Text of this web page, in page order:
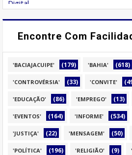
Encontre Com
'BACIAJACUIPE' (179) 'BAHIA' (618)
'CONTROVÉRSIA' (33) 'CONVITE'
'EDUCAÇÃO' (86) 'EMPREGO' (13)
'EVENTOS' (164) 'INFORME' (534)
'JUSTIÇA' (22) 'MENSAGEM' (50)
'POLÍTICA' (196) 'RELIGIÃO' (9)